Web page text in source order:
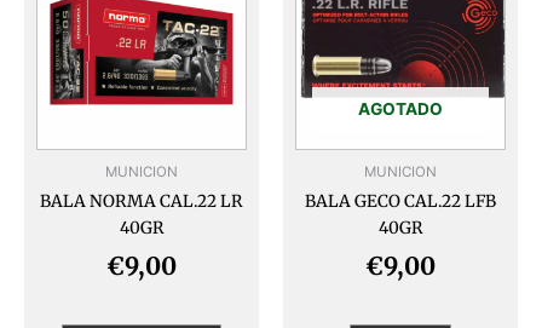
MUNICION
BALA NORMA CAL.22 LR
40GR
€9,00
AGOTADO
MUNICION
BALA GECO CAL.22 LFB
40GR
€9,00